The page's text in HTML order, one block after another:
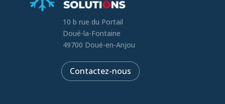
10 b rue du Portail
Doué-la-Fontaine
49700 Doué-en-Anjou
Contactez-nous